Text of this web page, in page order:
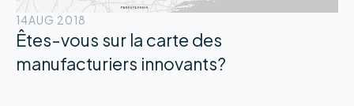
14AUG 2018
Êtes-vous sur la carte des
manufacturiers innovants?